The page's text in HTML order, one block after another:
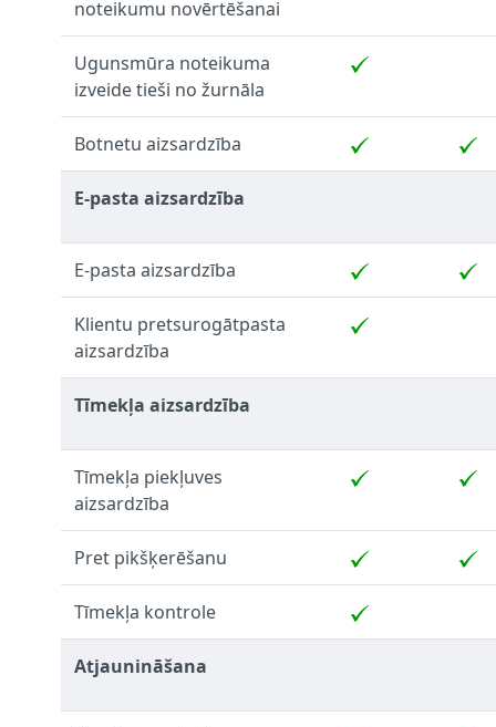
noteikumu novērtēšanai
Ugunsmūra noteikuma
izveide tieši no žurnāla
Botnetu aizsardzība
E-pasta aizsardzība
E-pasta aizsardzība
Klientu pretsurogātpasta
aizsardzība
Tīmekļa aizsardzība
Tīmekļa piekļuves
aizsardzība
Pret pikšķerēšanu
Tīmekļa kontrole
Atjaunināšana